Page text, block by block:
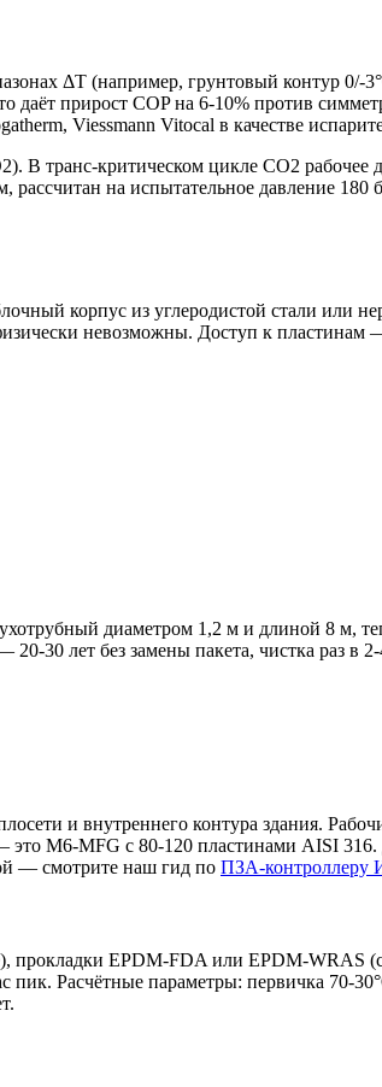
ΔT (например, грунтовый контур 0/-
даёт прирост COP на 6-10% против
Viessmann Vitocal в качестве
В транс-критическом цикле CO2 рабочее
рассчитан на испытательное давление
корпус из углеродистой стали или
невозможны. Доступ к пластинам
диаметром 1,2 м и длиной 8 м,
лет без замены пакета, чистка раз в 2-
и внутреннего контура здания.
M6-MFG с 80-120 пластинами AISI
— смотрите наш гид по ПЗА-контроллеру
EPDM-FDA или EPDM-WRAS
пик. Расчётные параметры: первичка 70-